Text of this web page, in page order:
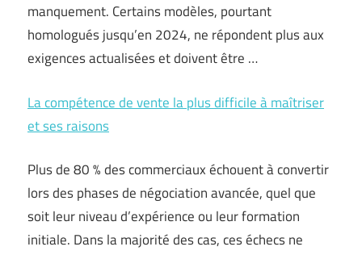
manquement. Certains modèles, pourtant
homologués jusqu’en 2024, ne répondent plus aux
exigences actualisées et doivent être …
La compétence de vente la plus difficile à maîtriser
et ses raisons
Plus de 80 % des commerciaux échouent à convertir
lors des phases de négociation avancée, quel que
soit leur niveau d’expérience ou leur formation
initiale. Dans la majorité des cas, ces échecs ne